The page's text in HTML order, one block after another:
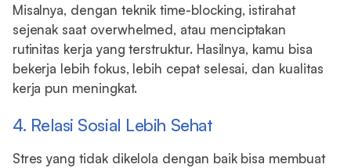
Misalnya, dengan teknik time-blocking, istirahat
sejenak saat overwhelmed, atau menciptakan
rutinitas kerja yang terstruktur. Hasilnya, kamu bisa
bekerja lebih fokus, lebih cepat selesai, dan kualitas
kerja pun meningkat.
4. Relasi Sosial Lebih Sehat
Stres yang tidak dikelola dengan baik bisa membuat